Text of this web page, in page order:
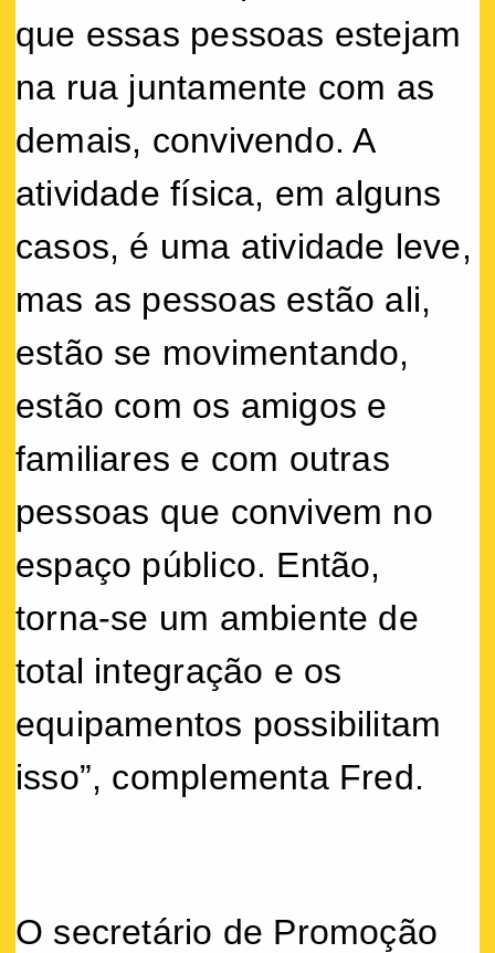
que essas pessoas estejam
na rua juntamente com as
demais, convivendo. A
atividade física, em alguns
casos, é uma atividade leve,
mas as pessoas estão ali,
estão se movimentando,
estão com os amigos e
familiares e com outras
pessoas que convivem no
espaço público. Então,
torna-se um ambiente de
total integração e os
equipamentos possibilitam
isso”, complementa Fred.
O secretário de Promoção